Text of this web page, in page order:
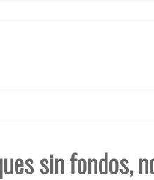
sin fondos,